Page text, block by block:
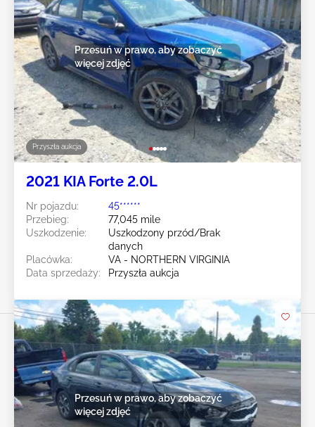
Przyszła aukcja
Przesuń w prawo, aby zobaczyć
więcej zdjęć
2021 KIA Forte 2.0L
Nr pojazdu:
45******
Przebieg:
77,045 mile
Uszkodzenie:
Uszkodzony przód/Brak
danych
Placówka:
VA - NORTHERN VIRGINIA
Data sprzedaży:
Przyszła aukcja
Przesuń w prawo, aby zobaczyć
więcej zdjęć